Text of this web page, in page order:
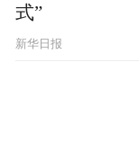
月，之后做
奢侈品行业，
式”
新华日报